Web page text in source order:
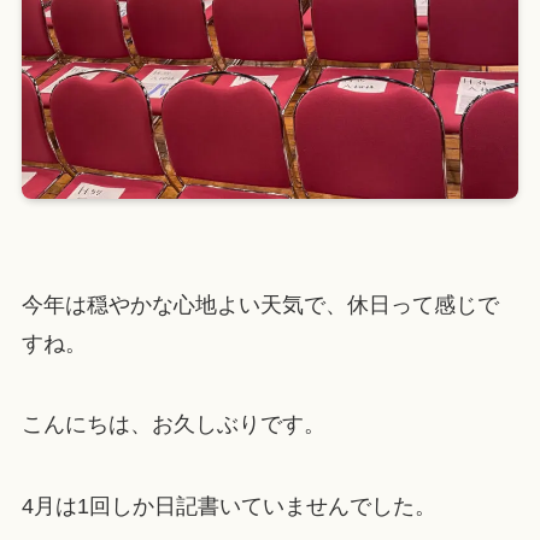
今年は穏やかな心地よい天気で、休日って感じで
すね。
こんにちは、お久しぶりです。
4月は1回しか日記書いていませんでした。